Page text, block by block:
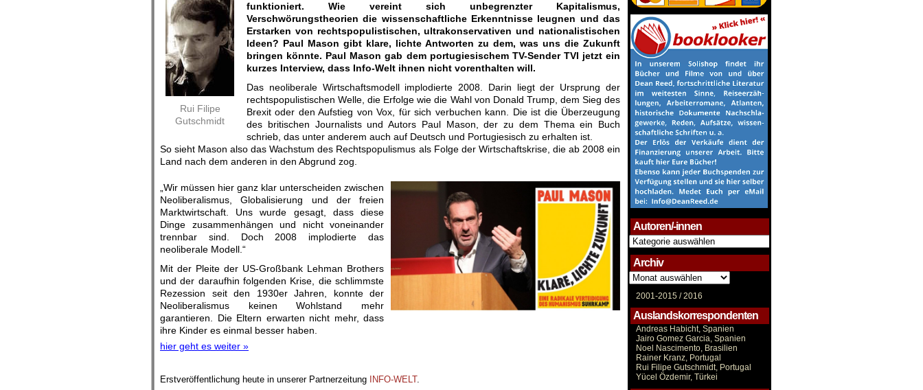
Rui Filipe
Gutschmidt
funktioniert. Wie vereint sich unbegrenzter Kapitalismus,
Verschwörungstheorien die wissenschaftliche Erkenntnisse leugnen und das
Erstarken von rechtspopulistischen, ultrakonservativen und nationalistischen
Ideen? Paul Mason gibt klare, lichte Antworten zu dem, was uns die Zukunft
bringen könnte. Paul Mason gab dem portugiesischem TV-Sender TVI jetzt ein
kurzes Interview, dass Info-Welt ihnen nicht vorenthalten will.
Das neoliberale Wirtschaftsmodell implodierte 2008. Darin liegt der Ursprung der
rechtspopulistischen Welle, die Erfolge wie die Wahl von Donald Trump, dem Sieg des
Brexit oder den Aufstieg von Vox, für sich verbuchen kann. Die ist die Überzeugung
des britischen Journalists und Autors Paul Mason, der zu dem Thema ein Buch
schrieb, das unter anderem auch auf Deutsch und Portugiesisch zu erhalten ist.
So sieht Mason also das Wachstum des Rechtspopulismus als Folge der Wirtschaftskrise, die ab 2008 ein
Land nach dem anderen in den Abgrund zog.
„Wir müssen hier ganz klar unterscheiden zwischen
Neoliberalismus, Globalisierung und der freien
Marktwirtschaft. Uns wurde gesagt, dass diese
Dinge zusammenhängen und nicht voneinander
trennbar sind. Doch 2008 implodierte das
neoliberale Modell.“
Mit der Pleite der US-Großbank Lehman Brothers
und der daraufhin folgenden Krise, die schlimmste
Rezession seit den 1930er Jahren, konnte der
Neoliberalismus keinen Wohlstand mehr
garantieren. Die Eltern erwarten nicht mehr, dass
ihre Kinder es einmal besser haben.
hier geht es weiter »
Erstveröffentlichung heute in unserer Partnerzeitung INFO-WELT.
Autoren/-innen
Autoren/-
innen
Archiv
Archiv
2001-2015 /2016
Auslandskorrespondenten
Andreas Habicht, Spanien
Jairo Gomez Garcia, Spanien
Noel Nascimento, Brasilien
Rainer Kranz, Portugal
Rui Filipe Gutschmidt, Portugal
Yücel Özdemir, Türkei